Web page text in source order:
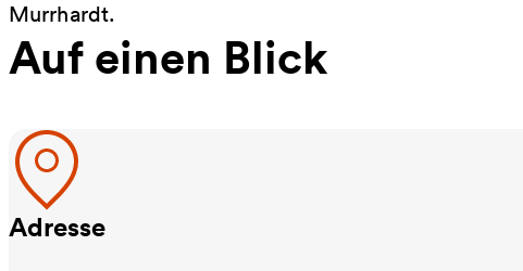
Murrhardt.
Auf einen Blick
Adresse